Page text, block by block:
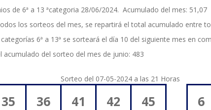
de 6ª a 13 ªcategoria 28/06/2024. Acumulado del mes: 51,07
los sorteos del mes, se repartirá el total acumulado entre
6ª a 13ª se sorteará el día 10 del siguiente mes en
acumulado del sorteo del mes de junio: 483
Sorteo del 07-05-2024 a las 21 Horas
35 36 41 42 45 6